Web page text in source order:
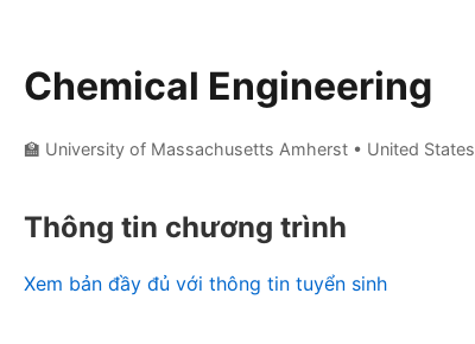
Chemical Engineering
🏫 University of Massachusetts Amherst • United States
Thông tin chương trình
Xem bản đầy đủ với thông tin tuyển sinh